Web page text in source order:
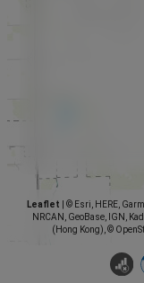
Leaflet
© Esri, HERE,
NRCAN, GeoBase, IGN,
(Hong Kong), ©